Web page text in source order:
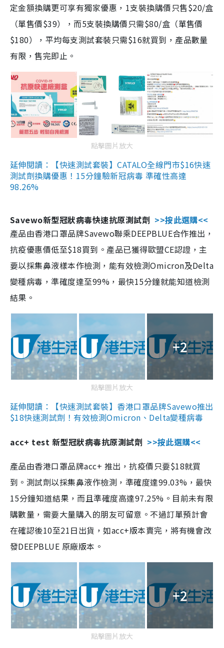
定金額換購更可享有獨家優惠，1支裝換購價只售$20/盒
（單售價$39），而5支裝換購價只需$80/盒（單售價
$180），平均每支測試套裝只需$16就買到，產品數量
有限，售完即止。
點擊圖片放大
延伸閱讀：【快速測試套裝】CATALO全線門市$16快速
測試劑換購優惠！15分鐘驗新冠病毒 準確性高達
98.26%
Savewo新型冠狀病毒快速抗原測試劑 >>按此選購<<
產品由香港口罩品牌Savewo聯乘DEEPBLUE合作推出，
抗疫優惠價低至$18買到。產品已獲得歐盟CE認證，主
要以採集鼻液樣本作檢測，能有效檢測Omicron及Delta
變種病毒，準確度達至99%，最快15分鐘就能知道檢測
結果。
+2
點擊圖片放大
延伸閱讀：【快速測試套裝】香港口罩品牌Savewo推出
$18快速測試劑！有效檢測Omicron、Delta變種病毒
acc+ test 新型冠狀病毒抗原測試劑 >>按此選購<<
產品由香港口罩品牌acc+ 推出，抗疫價只要$18就買
到。測試劑以採集鼻液作檢測，準確度達99.03%，最快
15分鐘知道結果，而且準確度高達97.25%。目前未有限
購數量，需要大量購入的朋友可留意。不過訂單預計會
在確認後10至21日出貨，如acc+版本賣完，將有機會改
發DEEPBLUE 原廠版本。
+2
點擊圖片放大